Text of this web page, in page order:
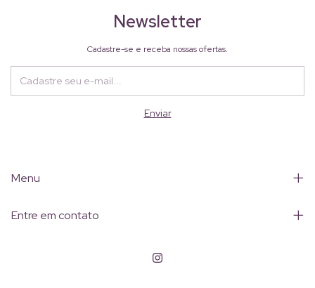
Newsletter
Cadastre-se e receba nossas ofertas.
Menu
Entre em contato